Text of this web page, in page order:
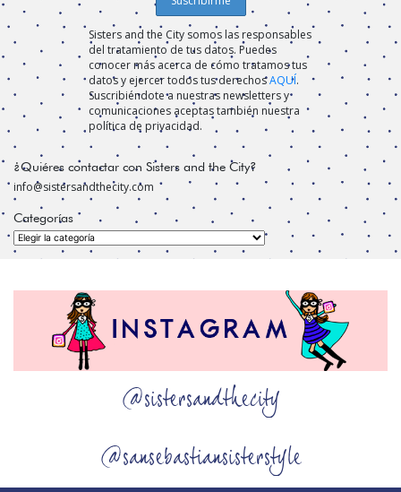
Sisters and the City somos las responsables
del tratamiento de tus datos. Puedes
conocer más acerca de cómo tratamos tus
datos y ejercer todos tus derechosAQUÍ.
Suscribiéndote a nuestras newsletters y
comunicaciones aceptas también nuestra
política de privacidad.
¿Quiéres contactar con Sisters and the City?
info@sistersandthecity.com
Categorías
Categorías
@sistersandthecity
@sansebastiansisterstyle